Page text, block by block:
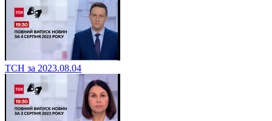
ТСН за 2023.08.04